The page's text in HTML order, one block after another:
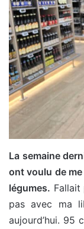
La semaine
ont voulu de
légumes. Fallait
pas avec ma
aujourd’hui. 95